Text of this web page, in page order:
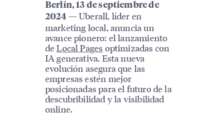
Berlín, 13 de septiembre de
2024 — Uberall, líder en
marketing local, anuncia un
avance pionero: el lanzamiento
deLocal Pages optimizadas con
IA generativa. Esta nueva
evolución asegura que las
empresas estén mejor
posicionadas para el futuro de la
descubribilidad y la visibilidad
online.